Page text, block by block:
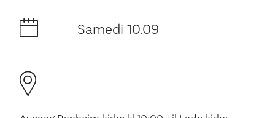
Historie og arkitektur
Samedi 10.09